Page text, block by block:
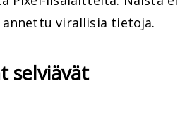
annettu virallisia tietoja.
selviävät